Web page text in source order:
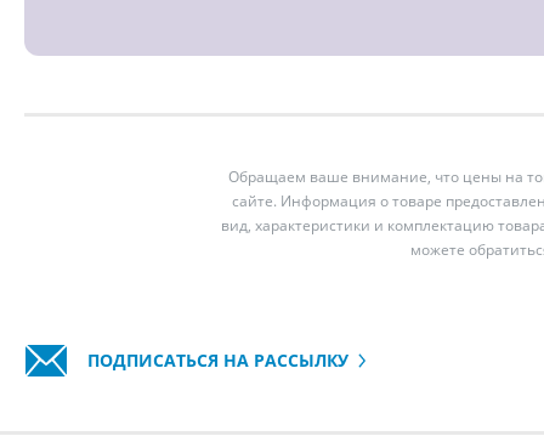
Обращаем ваше внимание, что цены на
сайте. Информация о товаре
вид, характеристики и комплектацию
можете
ПОДПИСАТЬСЯ НА РАССЫЛКУ